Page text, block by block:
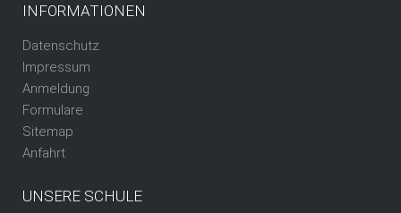
INFORMATIONEN
Datenschutz
Impressum
Anmeldung
Formulare
Sitemap
Anfahrt
UNSERE SCHULE